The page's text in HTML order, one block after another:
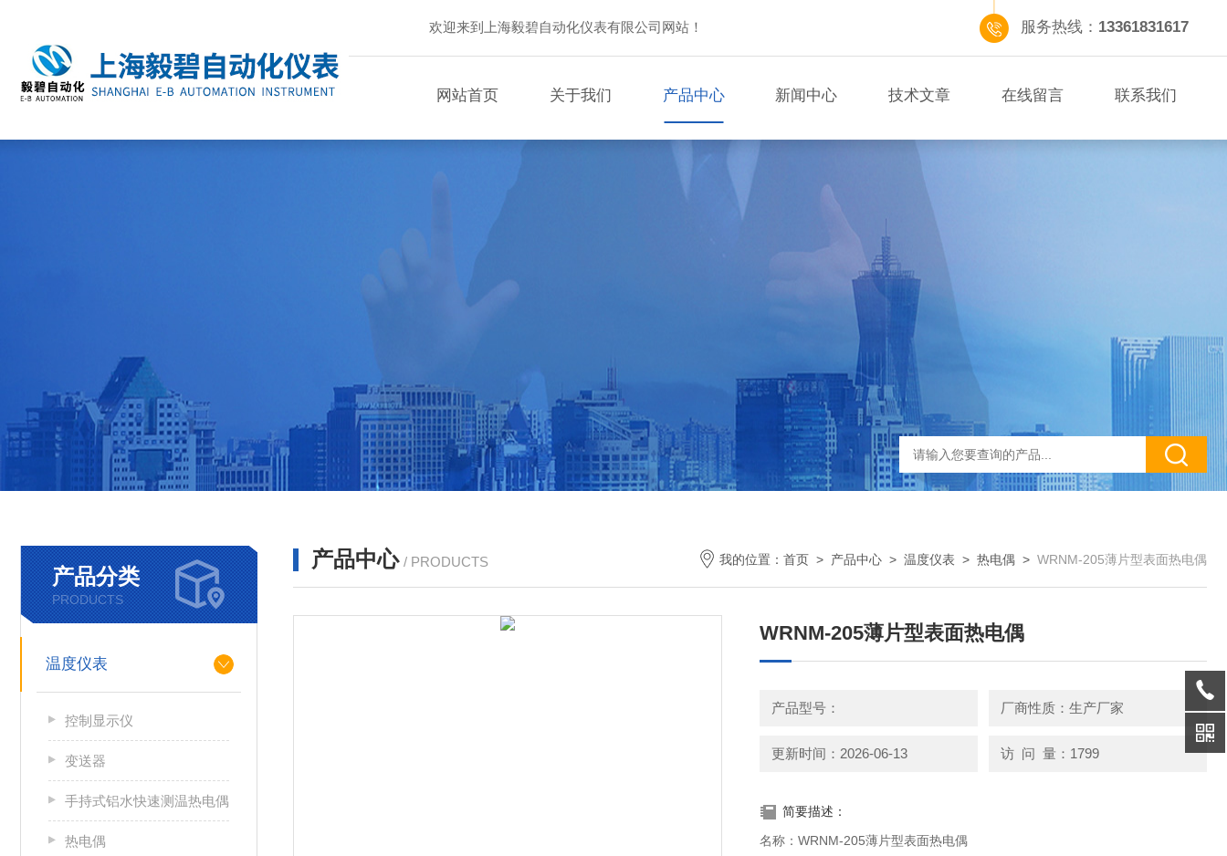
欢迎来到上海毅碧自动化仪表有限公司网站！ 服务热线： 13361831617
网站首页 关于我们 产品中心 新闻中心 技术文章 在线留言 联系我们
产品分类
PRODUCTS
温度仪表
控制显示仪
变送器
手持式铝水快速测温热电偶
热电偶
产品中心 / PRODUCTS 我的位置： 首页 > 产品中心 > 温度仪表 > 热电偶 > WRNM-205薄片型表面热电偶
WRNM-205薄片型表面热电偶
产品型号： 厂商性质：生产厂家
更新时间：2026-06-13 访 问 量：1799
简要描述：
名称：WRNM-205薄片型表面热电偶